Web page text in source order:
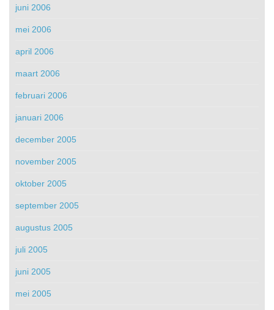
juni 2006
mei 2006
april 2006
maart 2006
februari 2006
januari 2006
december 2005
november 2005
oktober 2005
september 2005
augustus 2005
juli 2005
juni 2005
mei 2005